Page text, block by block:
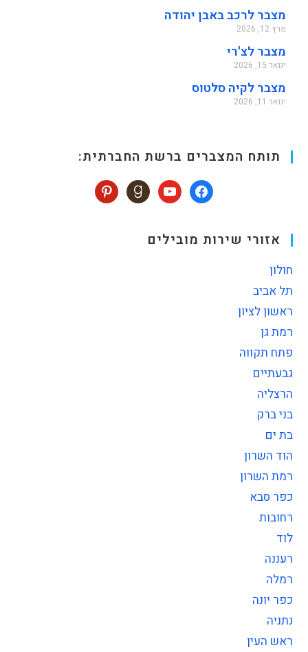
מצבר לרכב באבן יהודה
מרץ 12, 2026
מצבר לצ'רי
ינואר 15, 2026
מצבר לקיה סלטוס
ינואר 11, 2026
תותח המצברים ברשת החברתית:
אזורי שירות מובילים
חולון
תל אביב
ראשון לציון
רמת גן
פתח תקווה
גבעתיים
הרצליה
בני ברק
בת ים
הוד השרון
רמת השרון
כפר סבא
רחובות
לוד
רעננה
רמלה
כפר יונה
נתניה
ראש העין